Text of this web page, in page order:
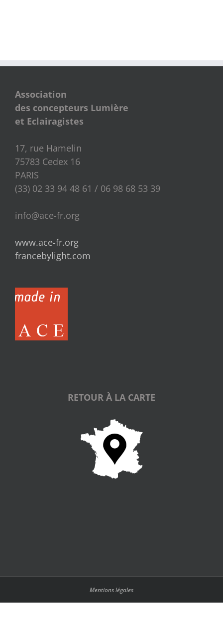
Association
des concepteurs Lumière
et Eclairagistes
17, rue Hamelin
75783 Cedex 16
PARIS
(33) 02 33 94 48 61 / 06 98 68 53 39
info@ace-fr.org
www.ace-fr.org
francebylight.com
RETOUR À LA CARTE
Mentions légales